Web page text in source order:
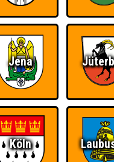
egal, was Lukas sagt
19 16
15
Jena
Köln